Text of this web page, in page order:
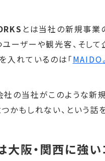
とは当社の新規事業
ーザーや観光客、そして
入れているのは「MAIDO。
の当社がこのような新規
かもしれない、という話
大阪・関西に強